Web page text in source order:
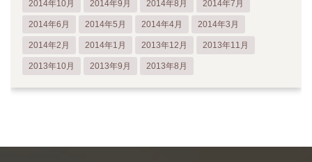
2014年10月 2014年9月 2014年8月 2014年7月
2014年6月 2014年5月 2014年4月 2014年3月
2014年2月 2014年1月 2013年12月 2013年11月
2013年10月 2013年9月 2013年8月